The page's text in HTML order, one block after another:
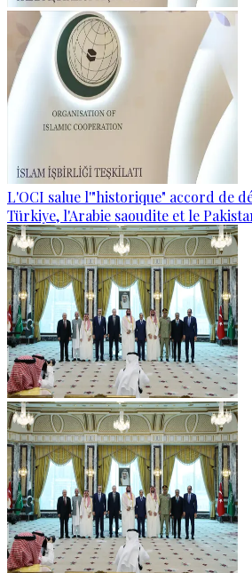
L'OCI salue l'"historique" accord de
Türkiye, l'Arabie saoudite et le